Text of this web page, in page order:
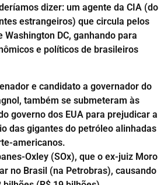
dizer: um agente da CIA (do
estrangeiros) que circula pelos
DC, ganhando para
e políticos de brasileiros
e candidato a governador do
também se submeteram às
governo dos EUA para prejudicar a
das gigantes do petróleo alinhadas
americanos.
Oxley (SOx), que o ex-juiz Moro
no Brasil (na Petrobras), causando